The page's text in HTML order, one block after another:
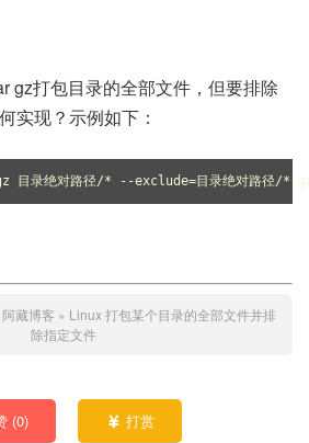
gz打包目录的全部文件，但要排除
实现？示例如下：
录绝对路径/* --exclude=目录绝对路径/
阿藏博客 » Linux 打包某个目录的全部文件并排
除指定文件
(0)  打赏